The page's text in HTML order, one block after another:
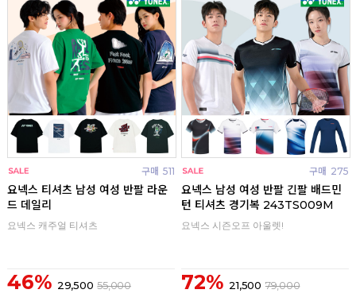
구매 511
요넥스 티셔츠 남성 여성 반팔 라운
드 데일리
요넥스 캐주얼 티셔츠
46% 29,500 55,000
구매 275
요넥스 남성 여성 반팔 긴팔 배드민
턴 티셔츠 경기복 243TS009M
요넥스 시즌오프 아울렛!
72% 21,500 79,000